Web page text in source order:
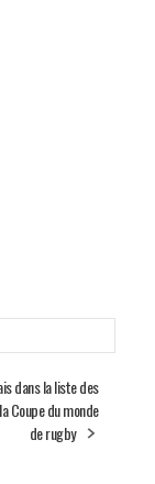
dans la liste des
Coupe du monde
de rugby